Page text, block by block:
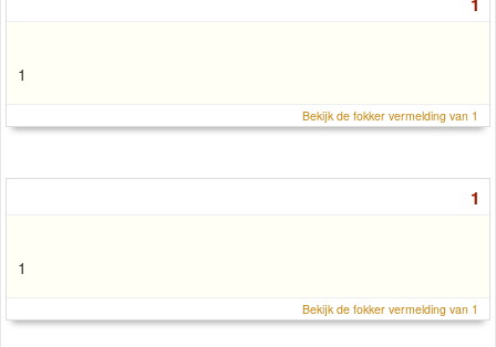
1
Bekijk de fokker vermelding van 1
1
1
Bekijk de fokker vermelding van 1